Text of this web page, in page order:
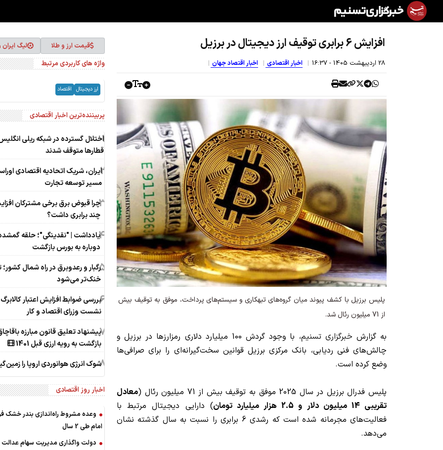
افزایش 6 برابری توقیف ارز دیجیتال در برزیل
28 ارديبهشت 1405 - 16:37 اخبار اقتصادی اخبار اقتصاد جهان
پلیس برزیل با کشف پیوند میان گروه‌های تبهکاری و سیستم‌های پرداخت، موفق به توقیف بیش
از 71 میلیون رئال شد.
به گزارش خبرگزاری تسنیم
، با وجود گردش 100 میلیارد دلاری رمزارزها در برزیل و
چالش‌های فنی ردیابی، بانک مرکزی برزیل قوانین سخت‌گیرانه‌ای را برای صرافی‌ها
وضع کرده است.
پلیس فدرال برزیل در سال 2025 موفق به توقیف بیش از 71 میلیون رئال (
معادل
تقریبی 14 میلیون دلار و 2.5 هزار میلیارد تومان
) دارایی دیجیتال مرتبط با
فعالیت‌های مجرمانه شده است که رشدی 6 برابری را نسبت به سال گذشته نشان
می‌دهد.
قیمت ارز و طلا لیگ
واژه های کاربردی مرتبط
ارز دیجیتال اقتصاد
پربیننده‌ترین اخبار اقتصادی
1اختلال گسترده در شبکه ریلی
قطارها متوقف شدند
2ایران، شریک اتحادیه اقتصادی
مسیر توسعه تجارت
3چرا قبوض برق برخی مشترکان
چند برابری داشت؟
4یادداشت | "نقدینگی"؛ حلقه
دوباره به بورس بازگشت
5رگبار و رعدوبرق در راه شمال کشور؛
خنک‌تر می‌شود
6بررسی ضوابط افزایش اعتبار
نشست وزرای اقتصاد و کار
7پیشنهاد تعلیق قانون مبارزه
بازگشت به رویه ارزی قبل 1401
8شوک انرژی هوانوردی اروپا را
اخبار روز اقتصادی
وعده مشروط راه‌اندازی بندر خشک
امام طی 2 سال
دولت واگذاری مدیریت سهام عدالت